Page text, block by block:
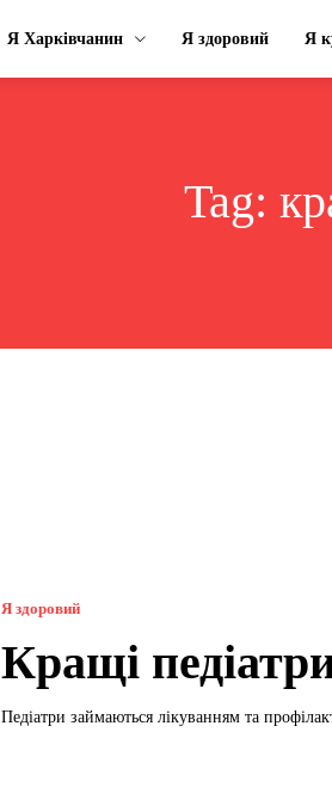
Я Харківчанин Я здоровий Я
Tag:
Я здоровий
Кращі
Педіатри займаються лікуванням та